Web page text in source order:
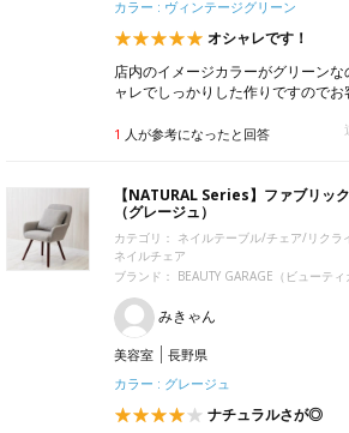
カラー : ヴィンテージグリーン
オシャレです！
店内のイメージカラーがグリーン
ャレでしっかりした作りですのでお
1 人が参考になったと回答
【NATURAL Series】ファブリッ
（グレージュ）
カテゴリ： ネイルテーブル/チェア/リクラ
ネイルチェア
ブランド： BEAUTY GARAGE（ビューティ
みきゃん
美容室
長野県
カラー : グレージュ
ナチュラルさが◎